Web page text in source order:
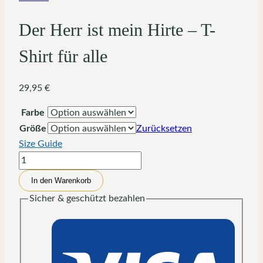
Der Herr ist mein Hirte – T-
Shirt für alle
29,95 €
Farbe
Größe
Zurücksetzen
Size Guide
Der
Herr
ist
mein
In den Warenkorb
Sicher & geschützt bezahlen